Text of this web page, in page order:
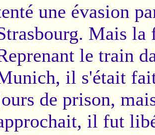
une évasion
Mais la
le train
il s'était
de prison,
il fut